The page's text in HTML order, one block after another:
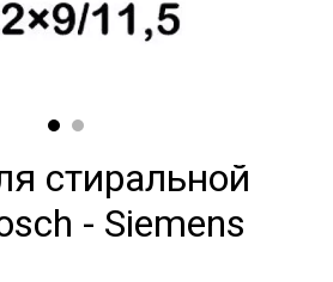
стиральной
- Siemens